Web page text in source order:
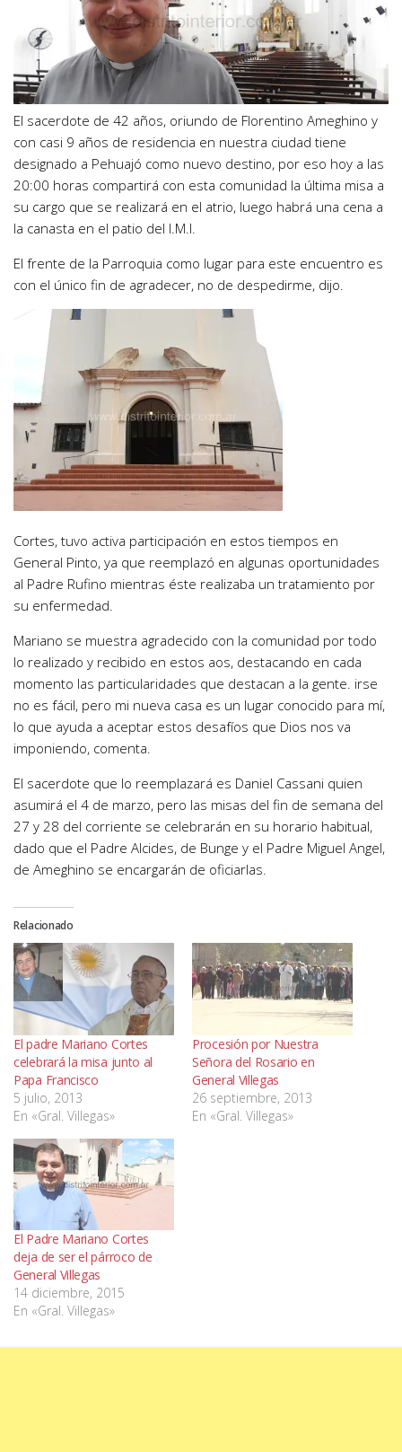
El sacerdote de 42 años, oriundo de Florentino Ameghino y
con casi 9 años de residencia en nuestra ciudad tiene
designado a Pehuajó como nuevo destino, por eso hoy a las
20:00 horas compartirá con esta comunidad la última misa a
su cargo que se realizará en el atrio, luego habrá una cena a
la canasta en el patio del I.M.I.
El frente de la Parroquia como lugar para este encuentro es
con el único fin de agradecer, no de despedirme, dijo.
Cortes, tuvo activa participación en estos tiempos en
General Pinto, ya que reemplazó en algunas oportunidades
al Padre Rufino mientras éste realizaba un tratamiento por
su enfermedad.
Mariano se muestra agradecido con la comunidad por todo
lo realizado y recibido en estos aos, destacando en cada
momento las particularidades que destacan a la gente. irse
no es fácil, pero mi nueva casa es un lugar conocido para mí,
lo que ayuda a aceptar estos desafíos que Dios nos va
imponiendo, comenta.
El sacerdote que lo reemplazará es Daniel Cassani quien
asumirá el 4 de marzo, pero las misas del fin de semana del
27 y 28 del corriente se celebrarán en su horario habitual,
dado que el Padre Alcides, de Bunge y el Padre Miguel Angel,
de Ameghino se encargarán de oficiarlas.
Relacionado
El padre Mariano Cortes
celebrará la misa junto al
Papa Francisco
5 julio, 2013
En «Gral. Villegas»
Procesión por Nuestra
Señora del Rosario en
General Villegas
26 septiembre, 2013
En «Gral. Villegas»
El Padre Mariano Cortes
deja de ser el párroco de
General Villegas
14 diciembre, 2015
En «Gral. Villegas»